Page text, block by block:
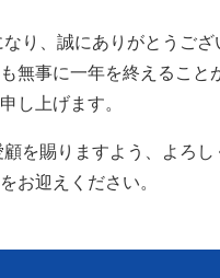
り、誠にありがとうござ
無事に一年を終えること
し上げます。
を賜りますよう、よろし
お迎えください。